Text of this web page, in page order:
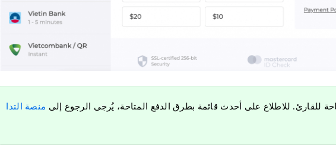
للقارئ. للاطلاع على أحدث قائمة بطرق الدفع المتاحة، يُرجى الرجوع إلى منصة التدا